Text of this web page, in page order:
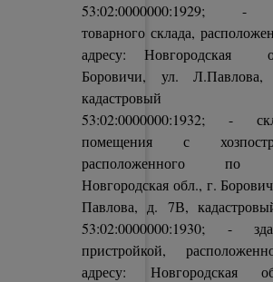
53:02:0000000:1929; -
товарного склада,
адресу: Новгородская
Боровичи, ул.
кадастровый
53:02:0000000:1932; -
помещения с
расположенного по
Новгородская обл., г.
Павлова, д. 7В,
53:02:0000000:1930; -
пристройкой,
адресу: Новгородская